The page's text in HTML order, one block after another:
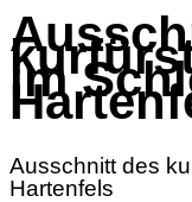
im
Ausschnitt des
Hartenfels